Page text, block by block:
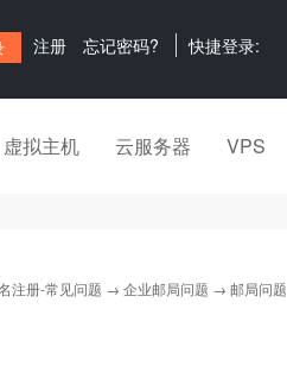
注册 忘记密码? 快捷登录:
虚拟主机 云服务器 VPS
注册-常见问题 → 企业邮局问题 → 邮局问题